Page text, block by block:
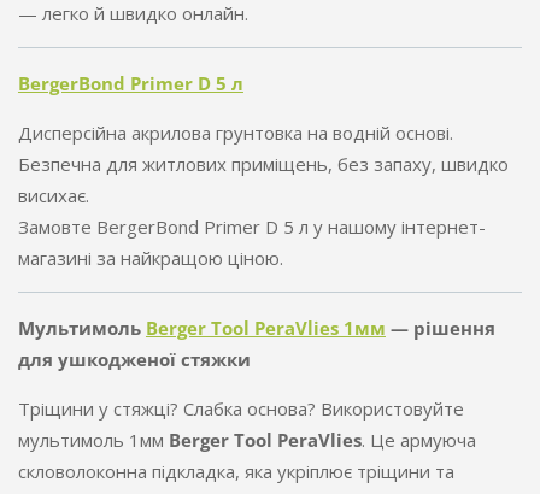
— легко й швидко онлайн.
BergerBond Primer D 5 л
Дисперсійна акрилова грунтовка на водній основі.
Безпечна для житлових приміщень, без запаху, швидко
висихає.
Замовте BergerBond Primer D 5 л у нашому інтернет-
магазині за найкращою ціною.
Мультимоль Berger Tool PeraVlies 1мм — рішення
для ушкодженої стяжки
Тріщини у стяжці? Слабка основа? Використовуйте
мультимоль 1мм Berger Tool PeraVlies. Це армуюча
скловолоконна підкладка, яка укріплює тріщини та